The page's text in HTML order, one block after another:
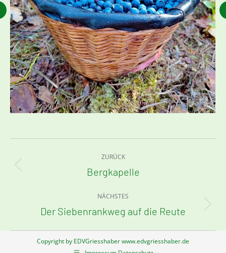
ZURÜCK
Vorheriger
Bergkapelle
NÄCHSTES
Nächster
Der Siebenrankweg auf die Reute
Copyright by EDVGriesshaber www.edvgriesshaber.de